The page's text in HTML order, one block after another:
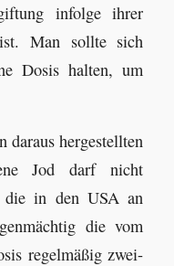
infolge ihrer
ist. Man sollte sich
Dosis halten, um
daraus hergestellten
Jod darf nicht
die in den USA an
die vom
regelmäßig zwei-